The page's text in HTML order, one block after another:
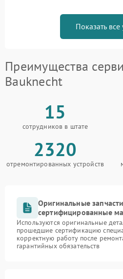
Показать все
Преимущества
Bauknecht
15
сотрудников в штате
2320
отремонтированных устройств
Оригинальные
сертифицированные
Используются оригинальные
прошедшие сертификацию
корректную работу после
гарантийных обязательств